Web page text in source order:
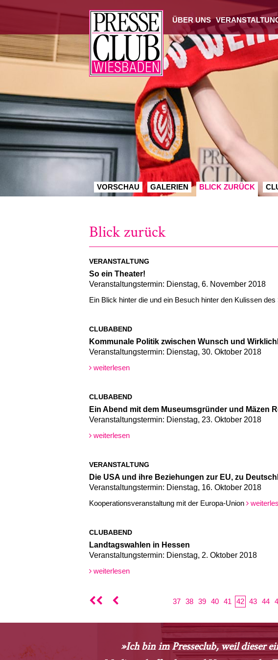
ÜBER UNS
VORSCHAU GALERIEN BLICK ZURÜCK
Blick zurück
VERANSTALTUNG
So ein Theater!
Veranstaltungstermin: Dienstag, 6. November 2018
Ein Blick hinter die und ein Besuch hinter den Kulissen des
CLUBABEND
Kommunale Politik zwischen Wunsch und
Veranstaltungstermin: Dienstag, 30. Oktober 2018
weiterlesen
CLUBABEND
Ein Abend mit dem Museumsgründer und Mäzen
Veranstaltungstermin: Dienstag, 23. Oktober 2018
weiterlesen
VERANSTALTUNG
Die USA und ihre Beziehungen zur EU, zu
Veranstaltungstermin: Dienstag, 16. Oktober 2018
Kooperationsveranstaltung mit der Europa-Union
CLUBABEND
Landtagswahlen in Hessen
Veranstaltungstermin: Dienstag, 2. Oktober 2018
weiterlesen
37 38 39 40 41 42 43 44
»Ich bin im Presseclub, weil dieser